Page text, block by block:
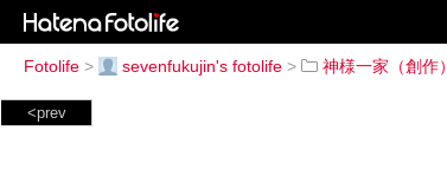
Fotolife > sevenfukujin's fotolife > 神様一家（創作）
<prev